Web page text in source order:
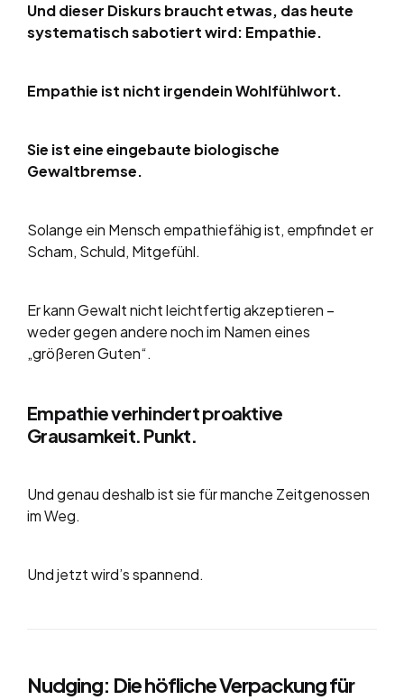
Und dieser Diskurs braucht etwas, das heute
systematisch sabotiert wird: Empathie.
Empathie ist nicht irgendein Wohlfühlwort.
Sie ist eine eingebaute biologische
Gewaltbremse.
Solange ein Mensch empathiefähig ist, empfindet er
Scham, Schuld, Mitgefühl.
Er kann Gewalt nicht leichtfertig akzeptieren –
weder gegen andere noch im Namen eines
„größeren Guten“.
Empathie verhindert proaktive
Grausamkeit. Punkt.
Und genau deshalb ist sie für manche Zeitgenossen
im Weg.
Und jetzt wird’s spannend.
Nudging: Die höfliche Verpackung für